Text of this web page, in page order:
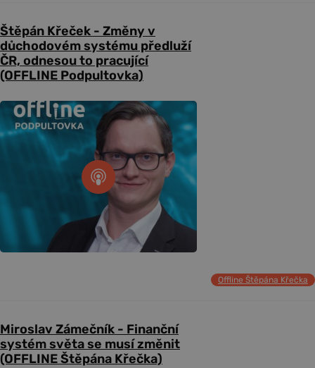
Štěpán Křeček - Změny v
důchodovém systému předluží
ČR, odnesou to pracující
(OFFLINE Podpultovka)
Offline Štěpána Křečka
Miroslav Zámečník - Finanční
systém světa se musí změnit
(OFFLINE Štěpána Křečka)